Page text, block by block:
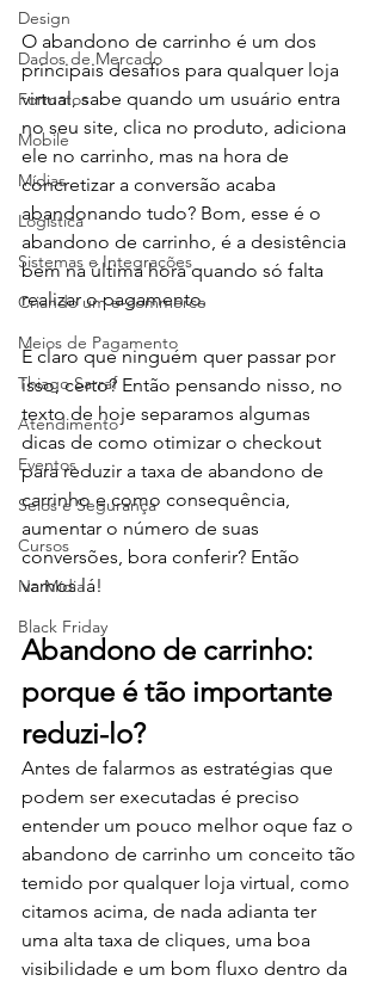
Design
Dados de Mercado
Formatos
Mobile
Mídias
Logística
Sistemas e Integrações
Criando um e-commerce
Meios de Pagamento
Thiago Sarraf
Atendimento
Eventos
Selos e Segurança
Cursos
Na Mídia
Black Friday
O abandono de carrinho é um dos
principais desafios para qualquer loja
virtual, sabe quando um usuário entra
no seu site, clica no produto, adiciona
ele no carrinho, mas na hora de
concretizar a conversão acaba
abandonando tudo? Bom, esse é o
abandono de carrinho, é a desistência
bem na última hora quando só falta
realizar o pagamento.
É claro que ninguém quer passar por
isso, certo? Então pensando nisso, no
texto de hoje separamos algumas
dicas de como otimizar o checkout
para reduzir a taxa de abandono de
carrinho e como consequência,
aumentar o número de suas
conversões, bora conferir? Então
vamos lá!
Abandono de carrinho:
porque é tão importante
reduzi-lo?
Antes de falarmos as estratégias que
podem ser executadas é preciso
entender um pouco melhor oque faz o
abandono de carrinho um conceito tão
temido por qualquer loja virtual, como
citamos acima, de nada adianta ter
uma alta taxa de cliques, uma boa
visibilidade e um bom fluxo dentro da